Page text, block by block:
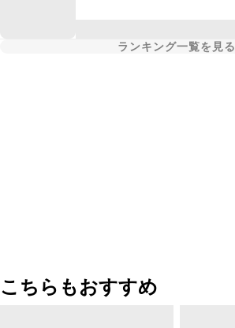
ランキング一覧を見る
こちらもおすすめ